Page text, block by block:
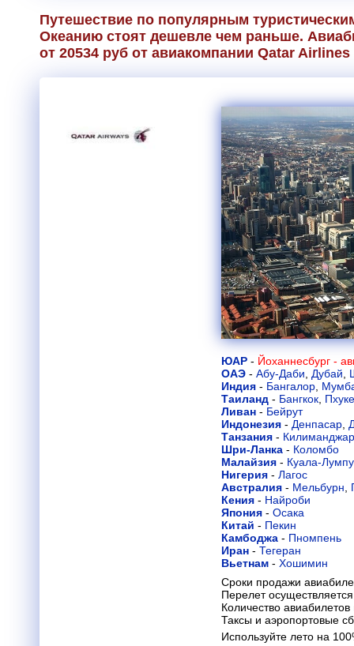
Путешествие по популярным
Океанию стоят дешевле чем раньше.
от 20534 руб от авиакомпании Qatar Airlines
ЮАР - Йоханнесбург -
ОАЭ - Абу-Даби Дубай
Индия - Бангалор
Таиланд - Бангкок
Ливан - Бейрут
Индонезия - Денпасар
Танзания -
Шри-Ланка - Коломбо
Малайзия - Куала-
Нигерия - Лагос
Австралия - Мельбурн
Кения - Найроби
Япония - Осака
Китай - Пекин
Камбоджа - Пномпень
Иран - Тегеран
Вьетнам - Хошимин
Сроки продажи
Перелет
Количество
Таксы и аэропортовые
Используйте лето на